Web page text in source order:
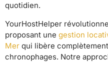
quotidien.
YourHostHelper
proposant une gestion
Mer qui libère
chronophages. Notre